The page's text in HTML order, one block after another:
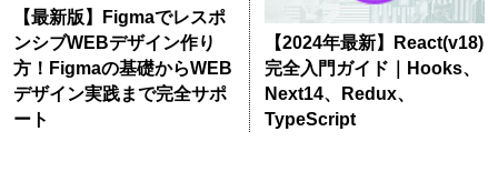
【最新版】Figmaでレスポ
ンシブWEBデザイン作り
方！Figmaの基礎からWEB
デザイン実践まで完全サポ
ート
【2024年最新】React(v18)
完全入門ガイド｜Hooks、
Next14、Redux、
TypeScript